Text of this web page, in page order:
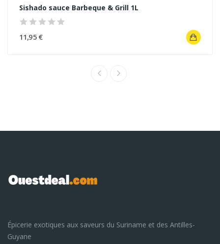
Sishado sauce Barbeque & Grill 1L
11,95 €
Épicerie exotiques aux saveurs du Suriname et des Antilles-
Guyane